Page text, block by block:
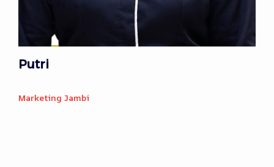
Putri
Marketing Jambi